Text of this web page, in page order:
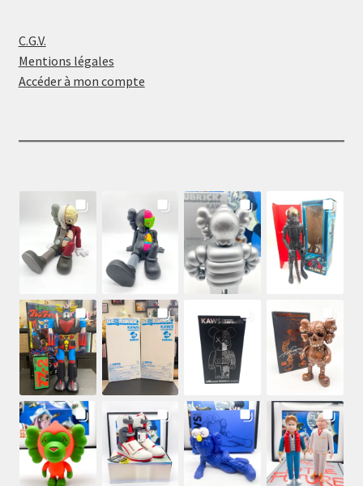
C.G.V.
Mentions légales
Accéder à mon compte